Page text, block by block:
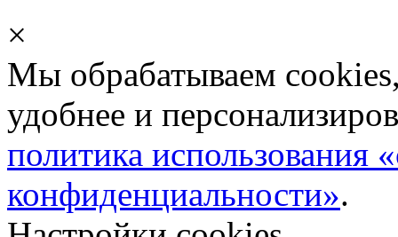
×
Мы обрабатываем
удобнее и
политика использования
конфиденциальности».